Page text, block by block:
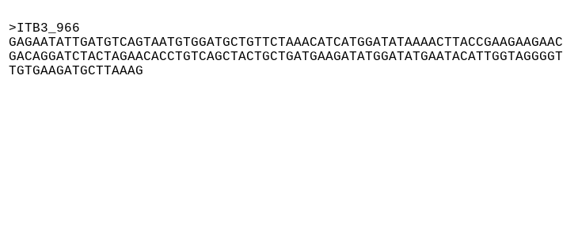
>ITB3_966
GAGAATATTGATGTCAGTAATGTGGATGCTGTTCTAAACATCATGGATATAAAACTTACCGAAGAAGAAC
GACAGGATCTACTAGAACACCTGTCAGCTACTGCTGATGAAGATATGGATATGAATACATTGGTAGGGGT
TGTGAAGATGCTTAAAG